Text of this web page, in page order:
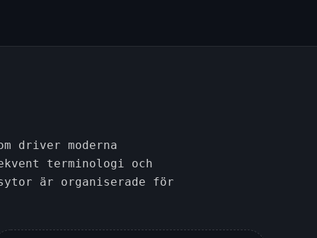
driver moderna
terminologi och
är organiserade för